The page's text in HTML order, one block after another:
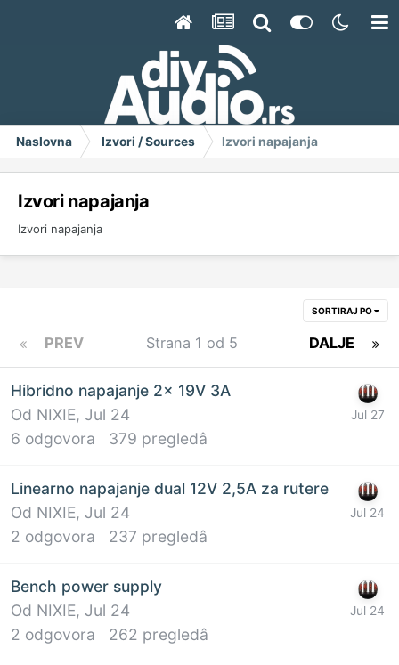
Naslovna Izvori / Sources Izvori napajanja
Izvori napajanja
Izvori napajanja
SORTIRAJ PO
PREV DALJE
Strana 1 od 5
Hibridno napajanje 2x 19V 3A
Od NIXIE, Jul 24
6 odgovora 379 pregledâ
Linearno napajanje dual 12V 2,5A za rutere
Od NIXIE, Jul 24
2 odgovora 237 pregledâ
Bench power supply
Od NIXIE, Jul 24
2 odgovora 262 pregledâ